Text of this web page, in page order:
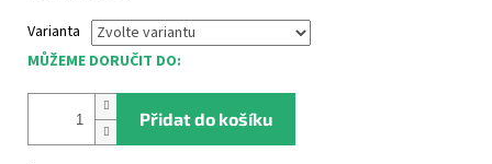
cena:
Varianta
MŮŽEME DORUČIT DO:
Přidat do košíku